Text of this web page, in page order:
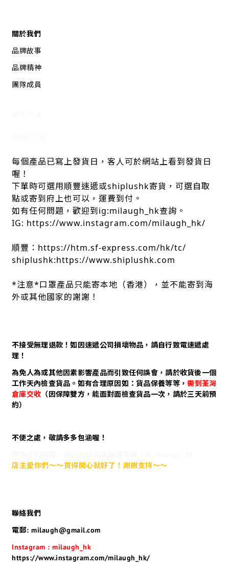
關於我們
品牌故事
品牌精神
團隊成員
每個產品已寫上發貨日，客人可於網站上看到發貨日
喔！
下單時可選用順豐速遞或shiplushk寄貨，可選自取
點或寄到府上也可以，運費到付。
如有任何問題，歡迎到ig:milaugh_hk查詢。
IG: https://www.instagram.com/milaugh_hk/
順豐：https://htm.sf-express.com/hk/tc/
shiplushk:https://www.shiplushk.com
*注意*口罩產品只能寄本地（香港），並不能寄到海
外或其他國家的謝謝！
不接受無理退款！如因速遞公司損壞物品，請自行致電速遞處
理！
為免人為或其他因素影響產品而引致任何誤會，請於收貨後一個
工作天內檢查貨品。如有合理原因如：貨品保養等等，需到荃灣
倉庫交收 （因保障雙方，能面對面檢查貨品一次，請於三天前預
約）
不便之處，敬請多多包涵喔！
店主愛你們～～買得開心就好了！謝謝支持～～
聯絡我們
電郵: milaugh@gmail.com
Instagram : milaugh_hk
https://www.instagram.com/milaugh_hk/